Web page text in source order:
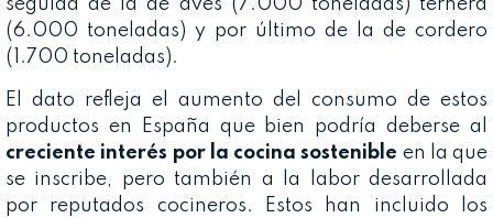
seguida de la de aves (7.000 toneladas) ternera
(6.000 toneladas) y por último de la de cordero
(1.700 toneladas).
El dato refleja el aumento del consumo de estos
productos en España que bien podría deberse al
creciente interés por la cocina sostenible en la que
se inscribe, pero también a la labor desarrollada
por reputados cocineros. Estos han incluido los